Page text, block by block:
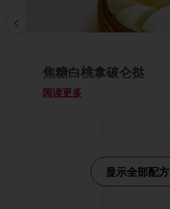
焦糖白桃拿破仑挞
阅读更多
显示全部配方